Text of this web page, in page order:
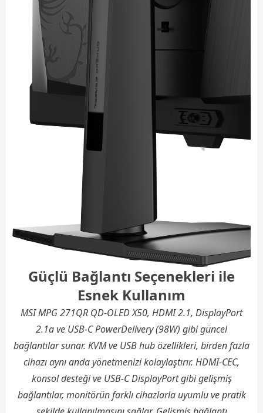
Güçlü Bağlantı Seçenekleri ile
Esnek Kullanım
MSI MPG 271QR QD-OLED X50, HDMI 2.1, DisplayPort
2.1a ve USB-C PowerDelivery (98W) gibi güncel
bağlantılar sunar. KVM ve USB hub özellikleri, birden fazla
cihazı aynı anda yönetmenizi kolaylaştırır. HDMI-CEC,
konsol desteği ve USB-C DisplayPort gibi gelişmiş
bağlantılar, monitörün farklı cihazlarla uyumlu ve pratik